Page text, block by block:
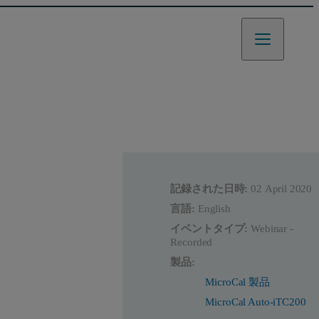
記録された日時: 02 April 2020
言語: English
イベントタイプ: Webinar -
Recorded
製品:
MicroCal 製品
MicroCal Auto-iTC200